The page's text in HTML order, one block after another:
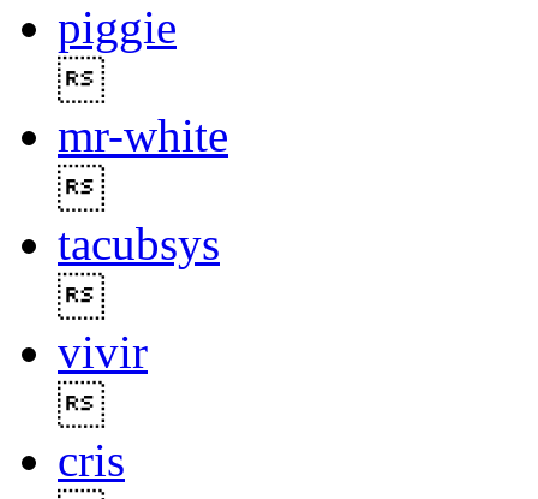
piggie
mr-white
tacubsys
vivir
cris